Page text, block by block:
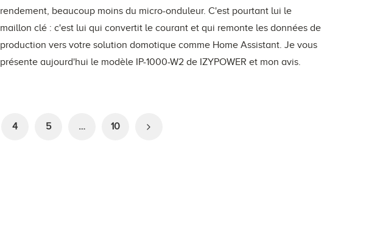
rendement, beaucoup moins du micro-onduleur. C'est pourtant lui le
maillon clé : c'est lui qui convertit le courant et qui remonte les données de
production vers votre solution domotique comme Home Assistant. Je vous
présente aujourd'hui le modèle IP-1000-W2 de IZYPOWER et mon avis.
4 5 … 10